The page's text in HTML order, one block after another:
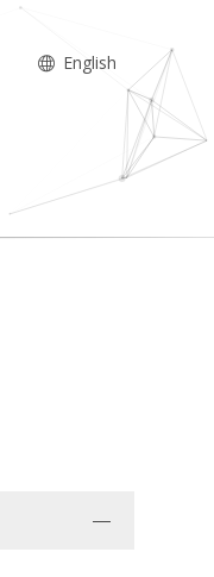
English